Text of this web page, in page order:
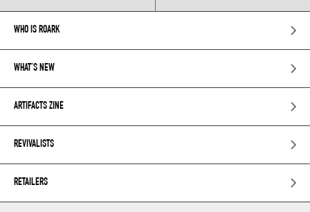
WHO IS ROARK
WHAT’S NEW
ARTIFACTS ZINE
REVIVALISTS
RETAILERS